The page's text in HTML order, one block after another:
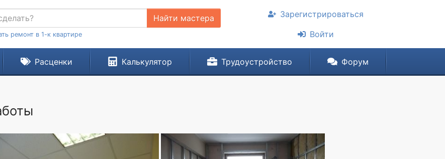
Найти мастера
ремонт в 1-к квартире
Зарегистрироваться
Войти
Расценки Калькулятор Трудоустройство Форум